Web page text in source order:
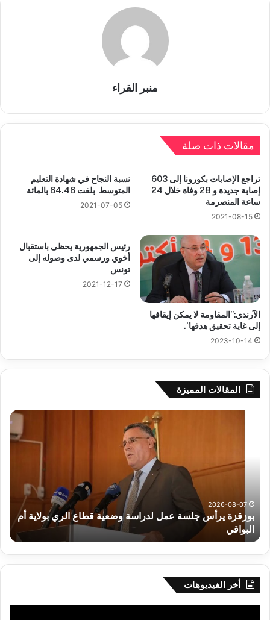
منبر القراء
مقالات ذات صلة
تراجع الإصابات بكورونا إلى 603
إصابة جديدة و 28 وفاة خلال 24
ساعة المنصرمة
2021-08-15
نسبة النجاح في شهادة التعليم
المتوسط بلغت 64.46 بالمائة
2021-07-05
الآرندي:”المقاومة لا يمكن إيقافها
إلى غاية تحقيق هدفها”.
2023-10-14
رئيس الجمهورية يحظى باستقبال
أخوي ورسمي لدى وصوله إلى
تونس
2021-12-17
المقالات المميزة
لدراسة
الري
بولاية
البواقي
2026-08-07
بوزقزة يرأس جلسة عمل لدراسة وضعية قطاع الري بولاية أم
البواقي
أخر الفيديوهات